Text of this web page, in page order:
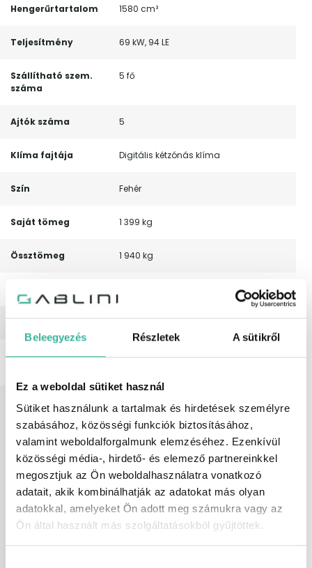
Beleegyezés Részletek A sütikről
Ez a weboldal sütiket használ
Sütiket használunk a tartalmak és hirdetések személyre
szabásához, közösségi funkciók biztosításához,
valamint weboldalforgalmunk elemzéséhez. Ezenkívül
közösségi média-, hirdető- és elemező partnereinkkel
megosztjuk az Ön weboldalhasználatra vonatkozó
adatait, akik kombinálhatják az adatokat más olyan
adatokkal, amelyeket Ön adott meg számukra vagy az
Ön által használt más szolgáltatásokból gyűjtöttek.
Hengerűrtartalom 1580 cm³
Teljesítmény 69 kW, 94 LE
Szállítható szem.
száma
5 fő
Ajtók száma 5
Klíma fajtája Digitális kétzónás klíma
Szín Fehér
Saját tömeg 1 399 kg
Össztömeg 1 940 kg
Nyári gumi méret 205/60 R 16
Leírás
További információkért kérem keressen
Felszereltség
6 hangszóró, ABS (blokkolásgátló),
állítható kormány, Android Auto, Apple
CarPlay, ASR (kipörgésgátló),
automata fényszórókapcsolás,
automata sebességváltó, automata
távfény, bőr-szövet huzat, bőrkormány,
centrálzár, digitális kétzónás klíma,
elektromos ablak elöl, elektromos ablak
hátul, elektromos tükör, elektronikus
rögzítőfék, első-hátsó parkolóradar,
érintőkijelző, esőszenzor, ESP